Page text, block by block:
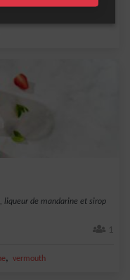
liqueur de mandarine et sirop
1
, vermouth